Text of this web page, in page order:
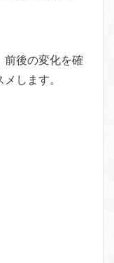
前後の変化を確
します。